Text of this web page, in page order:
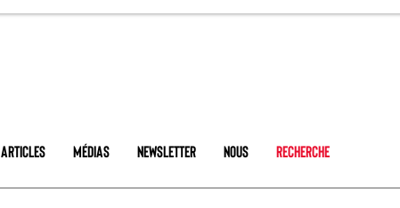
Articles Médias Newsletter Nous Recherche